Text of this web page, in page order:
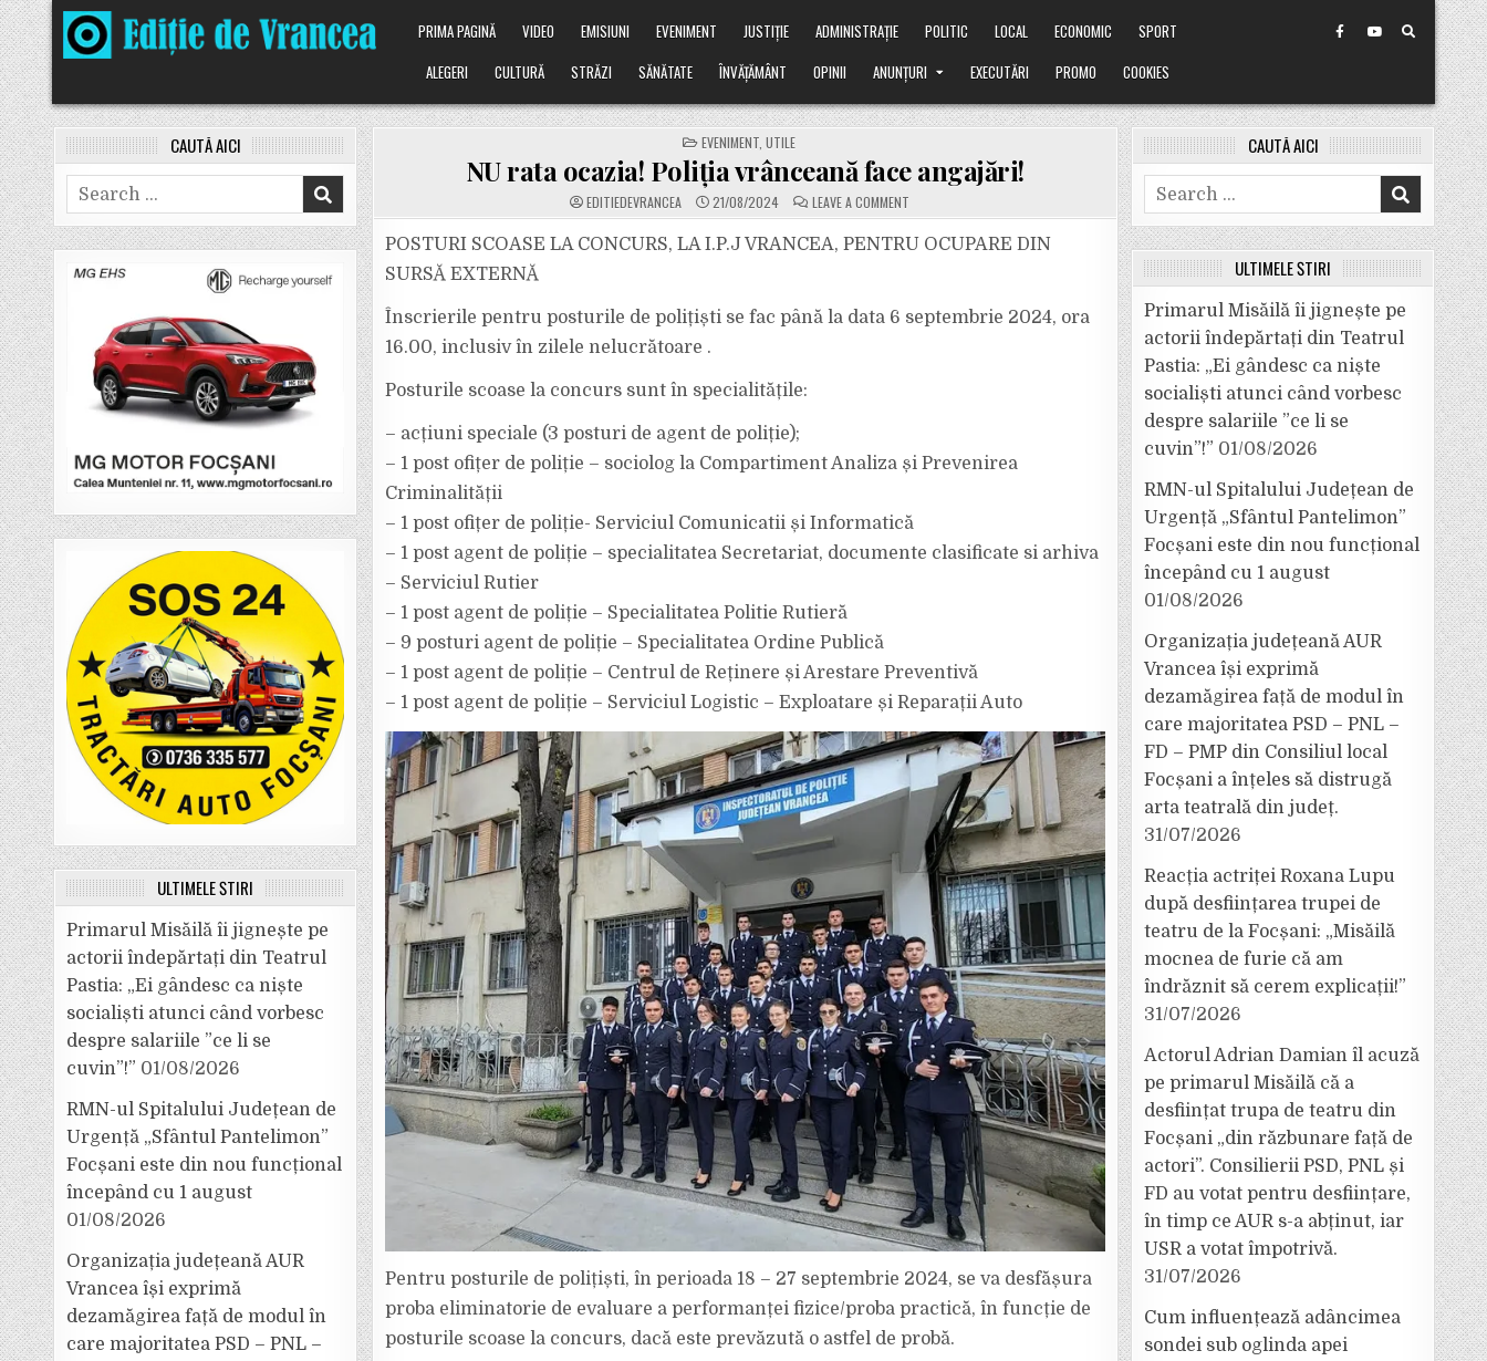
Skip
to
content
PRIMA PAGINĂ VIDEO EMISIUNI EVENIMENT JUSTIȚIE ADMINISTRAȚIE POLITIC LOCAL ECONOMIC
SPORT
ALEGERI
CULTURĂ STRĂZI SĂNĂTATE ÎNVĂȚĂMÂNT OPINII ANUNȚURI EXECUTĂRI PROMO COOKIES
POSTED
IN
EVENIMENT ,UTILE
NU rata ocazia! Poliția vrânceană face angajări!
EDITIEDEVRANCEA 21/08/2024 LEAVE A COMMENTON
NU
OCAZIA!
POLIȚIA
POSTURI SCOASE LA CONCURS, LA I.P.J VRANCEA, PENTRU OCUPARE DIN
SURSĂ EXTERNĂ
Înscrierile pentru posturile de polițiști se fac până la data 6 septembrie 2024, ora
16.00, inclusiv în zilele nelucrătoare .
Posturile scoase la concurs sunt în specialitățile:
– acțiuni speciale (3 posturi de agent de poliție);
– ⁠1 post ofițer de poliție – sociolog la Compartiment Analiza și Prevenirea
Criminalității
– ⁠1 post ofițer de poliție- Serviciul Comunicatii și Informatică
– ⁠1 post agent de poliție – specialitatea Secretariat, documente clasificate si arhiva
– Serviciul Rutier
– ⁠1 post agent de poliție – Specialitatea Politie Rutieră
– ⁠9 posturi agent de poliție – Specialitatea Ordine Publică
– ⁠1 post agent de poliție – Centrul de Reținere și Arestare Preventivă
– ⁠1 post agent de poliție – Serviciul Logistic – Exploatare și Reparații Auto
Pentru posturile de polițiști, în perioada 18 – 27 septembrie 2024, se va desfășura
proba eliminatorie de evaluare a performanței fizice/proba practică, în funcție de
posturile scoase la concurs, dacă este prevăzută o astfel de probă.
CAUTĂ AICI
Search
for:
ULTIMELE ȘTIRI
Primarul Misăilă îi jignește pe
actorii îndepărtați din Teatrul
Pastia: „Ei gândesc ca niște
socialiști atunci când vorbesc
despre salariile ”ce li se
cuvin”!” 01/08/2026
RMN-ul Spitalului Județean de
Urgență „Sfântul Pantelimon”
Focșani este din nou funcțional
începând cu 1 august
01/08/2026
Organizația județeană AUR
Vrancea își exprimă
dezamăgirea față de modul în
care majoritatea PSD – PNL –
CAUTĂ AICI
Search
for:
ULTIMELE ȘTIRI
Primarul Misăilă îi jignește pe
actorii îndepărtați din Teatrul
Pastia: „Ei gândesc ca niște
socialiști atunci când vorbesc
despre salariile ”ce li se
cuvin”!” 01/08/2026
RMN-ul Spitalului Județean de
Urgență „Sfântul Pantelimon”
Focșani este din nou funcțional
începând cu 1 august
01/08/2026
Organizația județeană AUR
Vrancea își exprimă
dezamăgirea față de modul în
care majoritatea PSD – PNL –
FD – PMP din Consiliul local
Focșani a înțeles să distrugă
arta teatrală din județ.
31/07/2026
Reacția actriței Roxana Lupu
după desființarea trupei de
teatru de la Focșani: „Misăilă
mocnea de furie că am
îndrăznit să cerem explicații!”
31/07/2026
Actorul Adrian Damian îl acuză
pe primarul Misăilă că a
desființat trupa de teatru din
Focșani „din răzbunare față de
actori”. Consilierii PSD, PNL și
FD au votat pentru desființare,
în timp ce AUR s-a abținut, iar
USR a votat împotrivă.
31/07/2026
Cum influențează adâncimea
sondei sub oglinda apei